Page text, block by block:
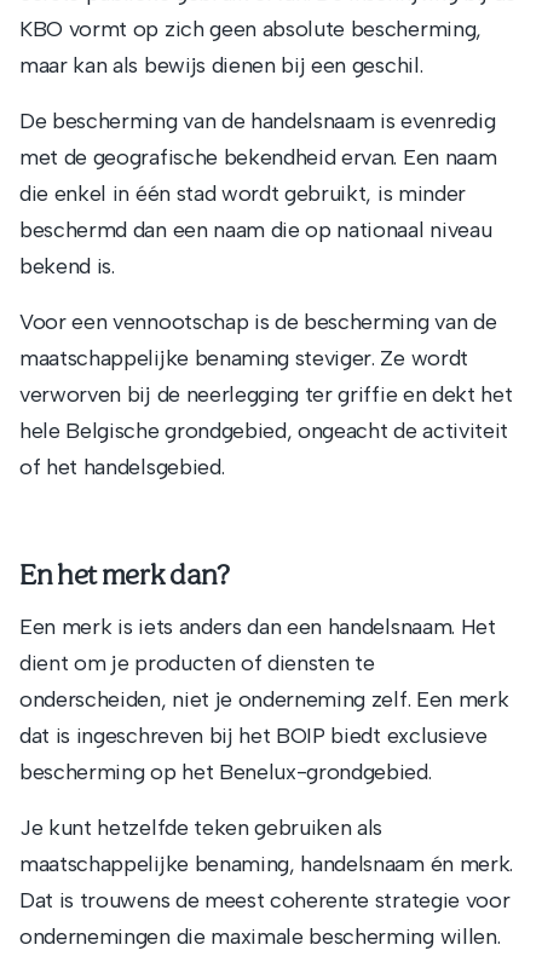
KBO vormt op zich geen absolute bescherming,
maar kan als bewijs dienen bij een geschil.
De bescherming van de handelsnaam is evenredig
met de geografische bekendheid ervan. Een naam
die enkel in één stad wordt gebruikt, is minder
beschermd dan een naam die op nationaal niveau
bekend is.
Voor een vennootschap is de bescherming van de
maatschappelijke benaming steviger. Ze wordt
verworven bij de neerlegging ter griffie en dekt het
hele Belgische grondgebied, ongeacht de activiteit
of het handelsgebied.
En het merk dan?
Een merk is iets anders dan een handelsnaam. Het
dient om je producten of diensten te
onderscheiden, niet je onderneming zelf. Een merk
dat is ingeschreven bij het BOIP biedt exclusieve
bescherming op het Benelux-grondgebied.
Je kunt hetzelfde teken gebruiken als
maatschappelijke benaming, handelsnaam én merk.
Dat is trouwens de meest coherente strategie voor
ondernemingen die maximale bescherming willen.